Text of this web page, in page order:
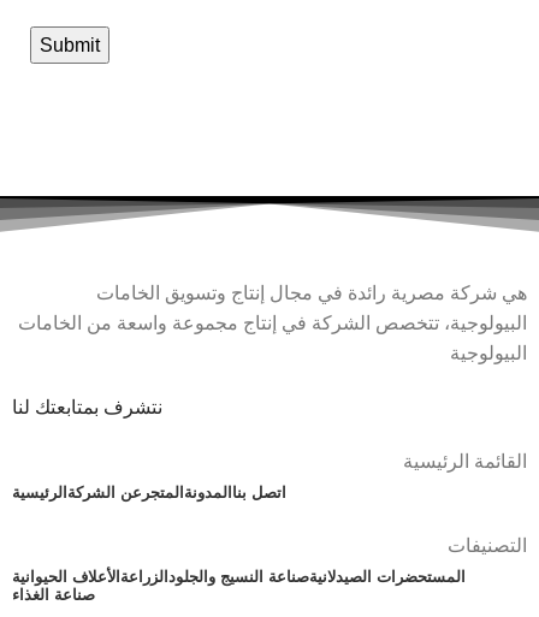
هي شركة مصرية رائدة في مجال إنتاج وتسويق الخامات
البيولوجية، تتخصص الشركة في إنتاج مجموعة واسعة من الخامات
البيولوجية
نتشرف بمتابعتك لنا
القائمة الرئيسية
الرئيسية عن الشركة المتجر المدونة اتصل بنا
التصنيفات
الأعلاف الحيوانية الزراعةصناعة النسيج والجلودالمستحضرات الصيدلانية
صناعة الغذاء